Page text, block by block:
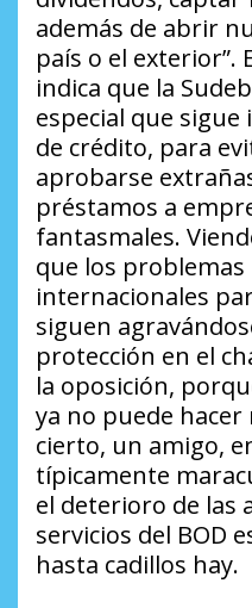
además de abrir
país o el exterior”.
indica que la
especial que sigue
de crédito, para
aprobarse
préstamos a
fantasmales.
que los problemas
internacionales
siguen
protección en el
la oposición,
ya no puede
cierto, un amigo,
típicamente
el deterioro de las
servicios del BOD
hasta cadillos hay.